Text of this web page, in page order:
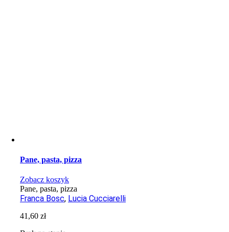
Pane, pasta, pizza
Zobacz koszyk
Pane, pasta, pizza
Franca Bosc, Lucia Cucciarelli
41,60zł